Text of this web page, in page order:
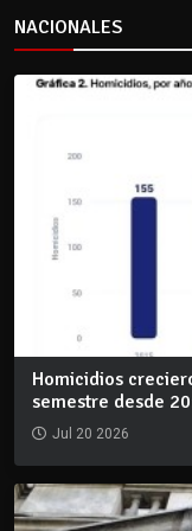
NACIONALES
Homicidios
semestre desde
Jul 20 2026